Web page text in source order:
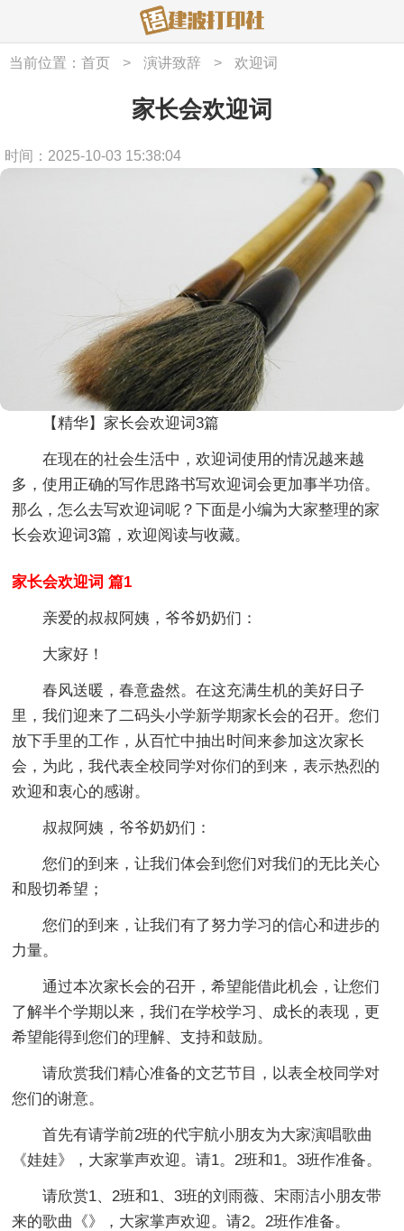
当前位置： 首页 > 演讲致辞 > 欢迎词
家长会欢迎词
时间：2025-10-03 15:38:04
【精华】家长会欢迎词3篇
在现在的社会生活中，欢迎词使用的情况越来越
多，使用正确的写作思路书写欢迎词会更加事半功倍。
那么，怎么去写欢迎词呢？下面是小编为大家整理的家
长会欢迎词3篇，欢迎阅读与收藏。
家长会欢迎词 篇1
亲爱的叔叔阿姨，爷爷奶奶们：
大家好！
春风送暖，春意盎然。在这充满生机的美好日子
里，我们迎来了二码头小学新学期家长会的召开。您们
放下手里的工作，从百忙中抽出时间来参加这次家长
会，为此，我代表全校同学对你们的到来，表示热烈的
欢迎和衷心的感谢。
叔叔阿姨，爷爷奶奶们：
您们的到来，让我们体会到您们对我们的无比关心
和殷切希望；
您们的到来，让我们有了努力学习的信心和进步的
力量。
通过本次家长会的召开，希望能借此机会，让您们
了解半个学期以来，我们在学校学习、成长的表现，更
希望能得到您们的理解、支持和鼓励。
请欣赏我们精心准备的文艺节目，以表全校同学对
您们的谢意。
首先有请学前2班的代宇航小朋友为大家演唱歌曲
《娃娃》，大家掌声欢迎。请1。2班和1。3班作准备。
请欣赏1、2班和1、3班的刘雨薇、宋雨洁小朋友带
来的歌曲《》，大家掌声欢迎。请2。2班作准备。